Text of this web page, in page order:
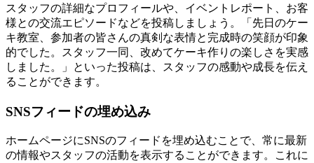
スタッフの詳細なプロフィールや、イベントレポート、お客
様との交流エピソードなどを投稿しましょう。「先日のケー
キ教室、参加者の皆さんの真剣な表情と完成時の笑顔が印象
的でした。スタッフ一同、改めてケーキ作りの楽しさを実感
しました。」といった投稿は、スタッフの感動や成長を伝え
ることができます。
SNSフィードの埋め込み
ホームページにSNSのフィードを埋め込むことで、常に最新
の情報やスタッフの活動を表示することができます。これに